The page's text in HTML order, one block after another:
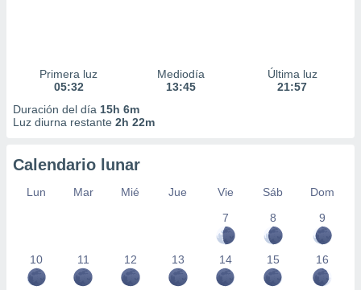
Primera luz
05:32
Mediodía
13:45
Última luz
21:57
Duración del día 15h 6m
Luz diurna restante 2h 22m
Calendario lunar
Lun Mar Mié Jue Vie Sáb
Dom
7
8 9
10 11 12 13 14 15 16